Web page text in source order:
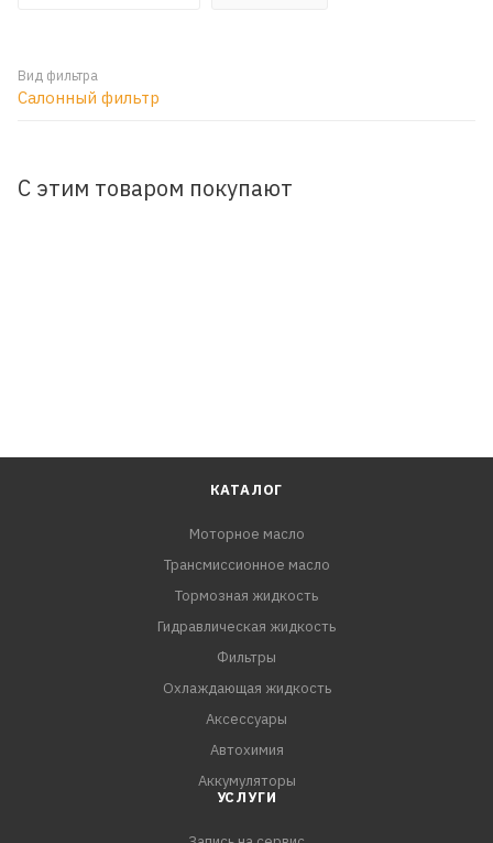
Вид фильтра
Салонный фильтр
С этим товаром покупают
КАТАЛОГ
Моторное масло
Трансмиссионное масло
Тормозная жидкость
Гидравлическая жидкость
Фильтры
Охлаждающая жидкость
Аксессуары
Автохимия
Аккумуляторы
УСЛУГИ